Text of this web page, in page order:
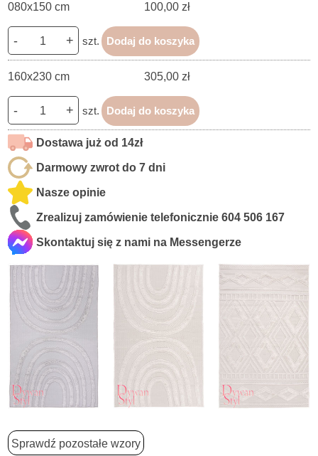
080x150 cm 100,00 zł
- + szt. Dodaj do koszyka
160x230 cm 305,00 zł
- + szt. Dodaj do koszyka
Dostawa już od 14zł
Darmowy zwrot do 7 dni
Nasze opinie
Zrealizuj zamówienie telefonicznie604 506 167
Skontaktuj się z nami na Messengerze
Sprawdź pozostałe wzory